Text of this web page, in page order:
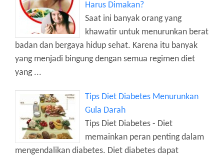
Harus Dimakan?
Saat ini banyak orang yang
khawatir untuk menurunkan berat
badan dan bergaya hidup sehat. Karena itu banyak
yang menjadi bingung dengan semua regimen diet
yang ...
Tips Diet Diabetes Menurunkan
Gula Darah
Tips Diet Diabetes - Diet
memainkan peran penting dalam
mengendalikan diabetes. Diet diabetes dapat